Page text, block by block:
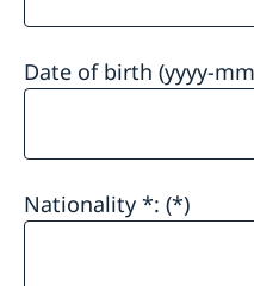
Date of birth (yyyy-
Nationality *: